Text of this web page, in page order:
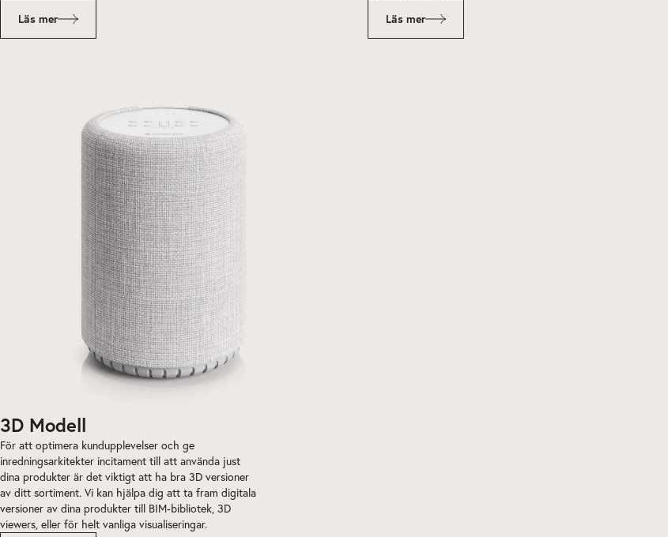
Läs mer Läs mer
3D Modell
För att optimera kundupplevelser och ge
inredningsarkitekter incitament till att använda just
dina produkter är det viktigt att ha bra 3D versioner
av ditt sortiment. Vi kan hjälpa dig att ta fram digitala
versioner av dina produkter till BIM-bibliotek, 3D
viewers, eller för helt vanliga visualiseringar.